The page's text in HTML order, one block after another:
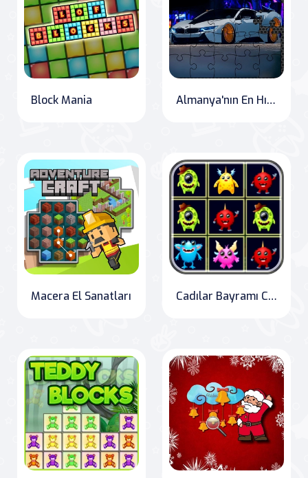
Block Mania Almanya'nın En Hızlı Arabaları Yapbozu
Macera El Sanatları Cadılar Bayramı Canavarları Eşleştirme